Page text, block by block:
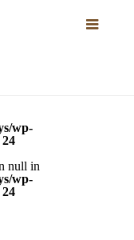
wp-
24
null in
wp-
24